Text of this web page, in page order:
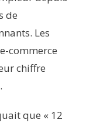
de
Les
commerce
chiffre
que « 12